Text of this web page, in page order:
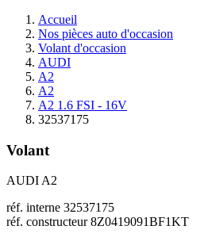
Accueil
Nos pièces auto d'occasion
Volant d'occasion
AUDI
A2
A2
A2 1.6 FSI - 16V
32537175
Volant
AUDI A2
réf. interne 32537175
réf. constructeur 8Z0419091BF1KT